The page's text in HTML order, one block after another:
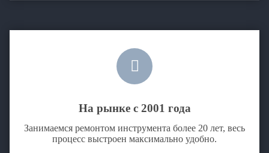
На рынке с 2001 года
Занимаемся ремонтом инструмента более 20 лет, весь
процесс выстроен максимально удобно.